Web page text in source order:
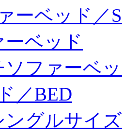
ーベッド／
ーベッド
ソファーベ
／BED
ングルサイ